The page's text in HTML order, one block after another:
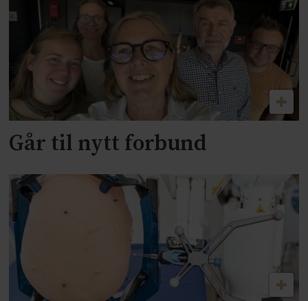
Går til nytt forbund